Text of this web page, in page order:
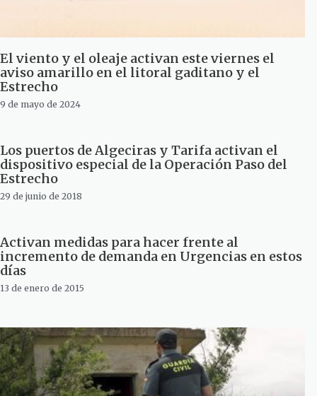
El viento y el oleaje activan este viernes el
aviso amarillo en el litoral gaditano y el
Estrecho
9 de mayo de 2024
Los puertos de Algeciras y Tarifa activan el
dispositivo especial de la Operación Paso del
Estrecho
29 de junio de 2018
Activan medidas para hacer frente al
incremento de demanda en Urgencias en estos
días
13 de enero de 2015